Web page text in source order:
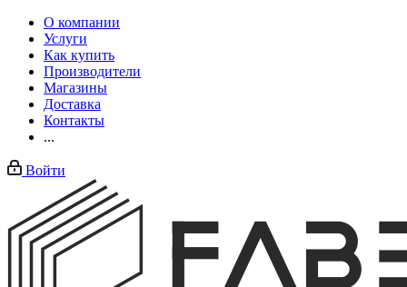
О компании
Услуги
Как купить
Производители
Магазины
Доставка
Контакты
...
Войти